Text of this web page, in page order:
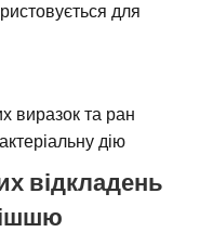
для
виразок та ран
дію
відкладень